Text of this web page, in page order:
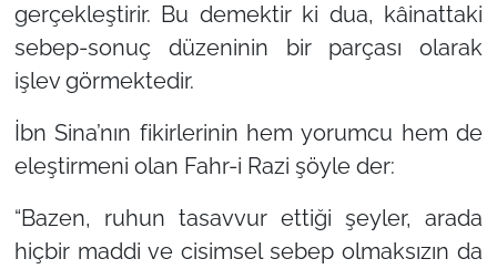
gerçekleştirir. Bu demektir ki dua, kâinattaki
sebep-sonuç düzeninin bir parçası olarak
işlev görmektedir.
İbn Sina’nın fikirlerinin hem yorumcu hem de
eleştirmeni olan Fahr-i Razi şöyle der:
“Bazen, ruhun tasavvur ettiği şeyler, arada
hiçbir maddi ve cisimsel sebep olmaksızın da